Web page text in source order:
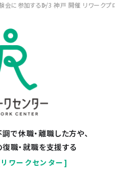
会に参加する6/3 神戸 開催 リワークプログ
で休職・離職した方や、
職・就職を支援する
ワークセンター]